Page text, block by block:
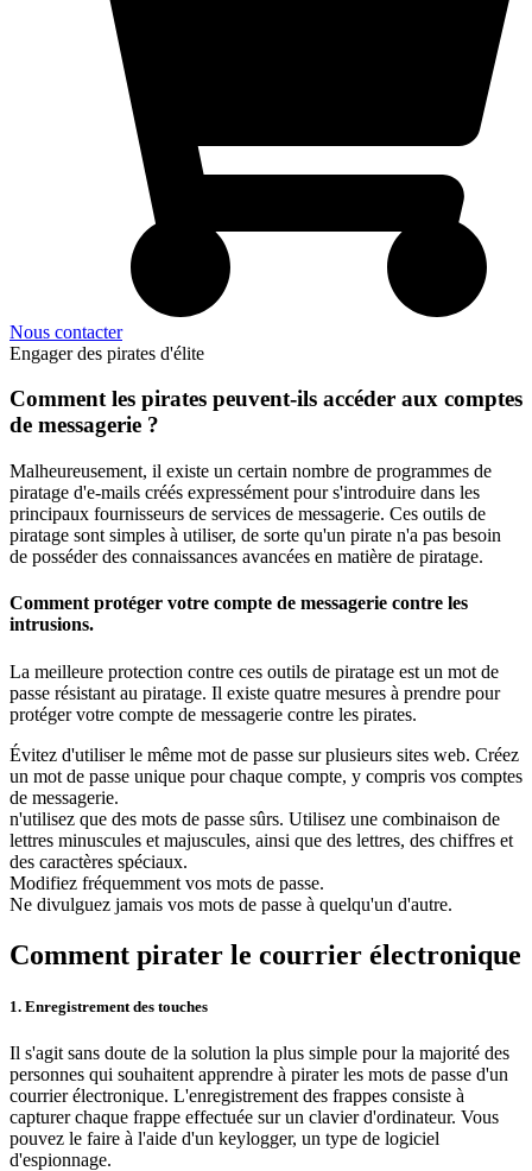
Nous contacter
Comment les pirates peuvent-ils accéder aux comptes
de messagerie ?
Malheureusement, il existe un certain nombre de programmes de
piratage d'e-mails créés expressément pour s'introduire dans les
principaux fournisseurs de services de messagerie. Ces outils de
piratage sont simples à utiliser, de sorte qu'un pirate n'a pas besoin
de posséder des connaissances avancées en matière de piratage.
Comment protéger votre compte de messagerie contre les
intrusions.
La meilleure protection contre ces outils de piratage est un mot de
passe résistant au piratage. Il existe quatre mesures à prendre pour
protéger votre compte de messagerie contre les pirates.
Évitez d'utiliser le même mot de passe sur plusieurs sites web. Créez
un mot de passe unique pour chaque compte, y compris vos comptes
de messagerie.
n'utilisez que des mots de passe sûrs. Utilisez une combinaison de
lettres minuscules et majuscules, ainsi que des lettres, des chiffres et
des caractères spéciaux.
Modifiez fréquemment vos mots de passe.
Ne divulguez jamais vos mots de passe à quelqu'un d'autre.
Comment pirater le courrier électronique
1. Enregistrement des touches
Il s'agit sans doute de la solution la plus simple pour la majorité des
personnes qui souhaitent apprendre à pirater les mots de passe d'un
courrier électronique. L'enregistrement des frappes consiste à
capturer chaque frappe effectuée sur un clavier d'ordinateur. Vous
pouvez le faire à l'aide d'un keylogger, un type de logiciel
d'espionnage.